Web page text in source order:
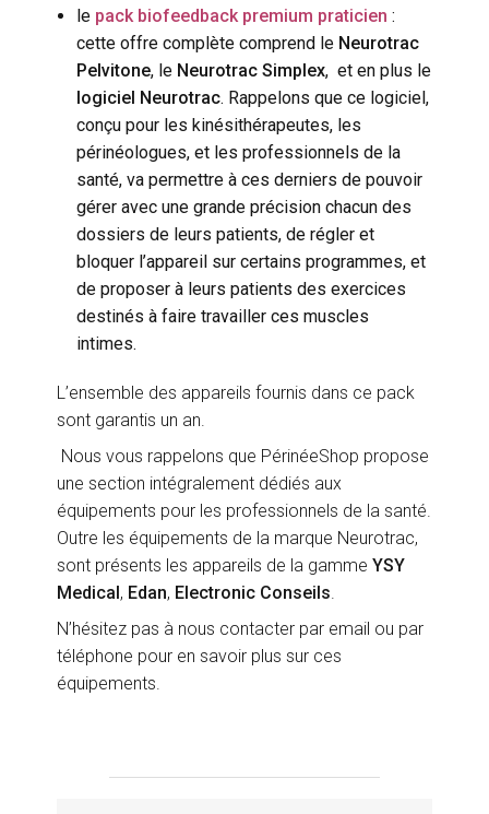
le pack biofeedback premium praticien :
cette offre complète comprend le Neurotrac
Pelvitone, le Neurotrac Simplex, et en plus le
logiciel Neurotrac. Rappelons que ce logiciel,
conçu pour les kinésithérapeutes, les
périnéologues, et les professionnels de la
santé, va permettre à ces derniers de pouvoir
gérer avec une grande précision chacun des
dossiers de leurs patients, de régler et
bloquer l’appareil sur certains programmes, et
de proposer à leurs patients des exercices
destinés à faire travailler ces muscles
intimes.
L’ensemble des appareils fournis dans ce pack
sont garantis un an.
Nous vous rappelons que PérinéeShop propose
une section intégralement dédiés aux
équipements pour les professionnels de la santé.
Outre les équipements de la marque Neurotrac,
sont présents les appareils de la gammeYSY
Medical, Edan, Electronic Conseils
N’hésitez pas à nous contacter par email ou par
téléphone pour en savoir plus sur ces
équipements.